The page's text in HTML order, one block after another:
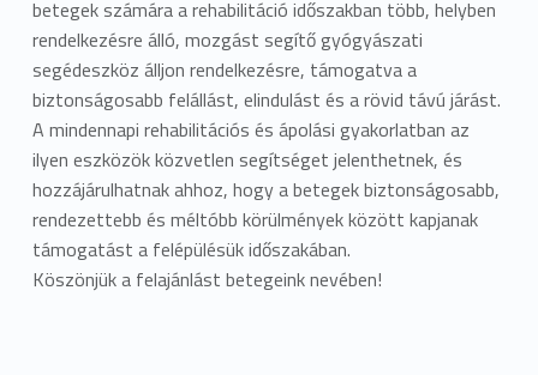
betegek számára a rehabilitáció időszakban több, helyben
rendelkezésre álló, mozgást segítő gyógyászati
segédeszköz álljon rendelkezésre, támogatva a
biztonságosabb felállást, elindulást és a rövid távú járást.
A mindennapi rehabilitációs és ápolási gyakorlatban az
ilyen eszközök közvetlen segítséget jelenthetnek, és
hozzájárulhatnak ahhoz, hogy a betegek biztonságosabb,
rendezettebb és méltóbb körülmények között kapjanak
támogatást a felépülésük időszakában.
Köszönjük a felajánlást betegeink nevében!